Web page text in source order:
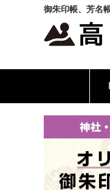
御朱印帳、芳名